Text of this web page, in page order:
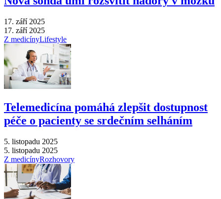
17. září 2025
17. září 2025
Z medicínyLifestyle
Telemedicína pomáhá zlepšit dostupnost
péče o pacienty se srdečním selháním
5. listopadu 2025
5. listopadu 2025
Z medicínyRozhovory